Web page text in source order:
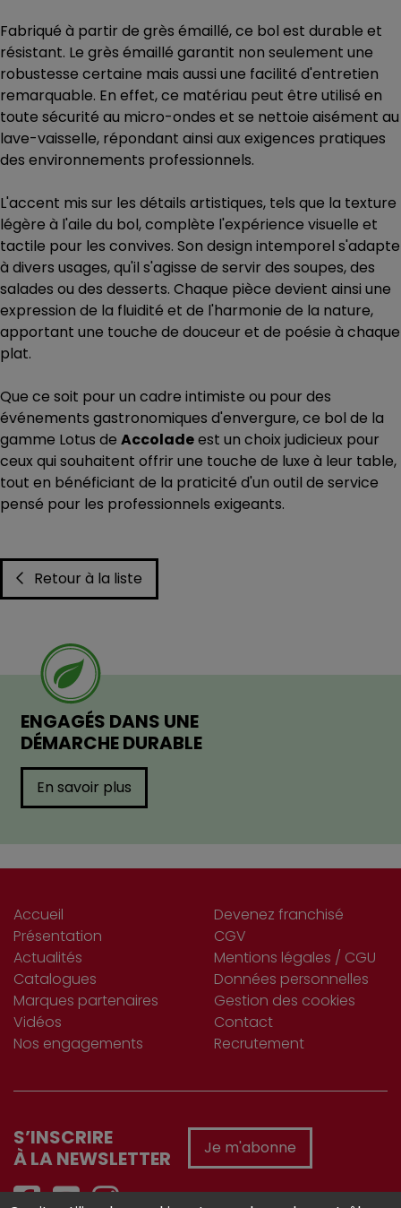
Fabriqué à partir de grès émaillé, ce bol est durable et
résistant. Le grès émaillé garantit non seulement une
robustesse certaine mais aussi une facilité d'entretien
remarquable. En effet, ce matériau peut être utilisé en
toute sécurité au micro-ondes et se nettoie aisément au
lave-vaisselle, répondant ainsi aux exigences pratiques
des environnements professionnels.
L'accent mis sur les détails artistiques, tels que la texture
légère à l'aile du bol, complète l'expérience visuelle et
tactile pour les convives. Son design intemporel s'adapte
à divers usages, qu'il s'agisse de servir des soupes, des
salades ou des desserts. Chaque pièce devient ainsi une
expression de la fluidité et de l'harmonie de la nature,
apportant une touche de douceur et de poésie à chaque
plat.
Que ce soit pour un cadre intimiste ou pour des
événements gastronomiques d'envergure, ce bol de la
gamme Lotus de Accoladeest un choix judicieux pour
ceux qui souhaitent offrir une touche de luxe à leur table,
tout en bénéficiant de la praticité d'un outil de service
pensé pour les professionnels exigeants.
Retour à la liste
ENGAGÉS DANS UNE
DÉMARCHE DURABLE
En savoir plus
Accueil
Présentation
Actualités
Catalogues
Marques partenaires
Vidéos
Nos engagements
Devenez franchisé
CGV
Mentions légales / CGU
Données personnelles
Gestion des cookies
Contact
Recrutement
S’INSCRIRE
À LA NEWSLETTER
Je m'abonne